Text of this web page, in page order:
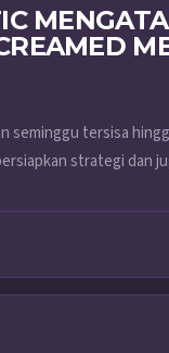
seminggu tersisa
strategi dan